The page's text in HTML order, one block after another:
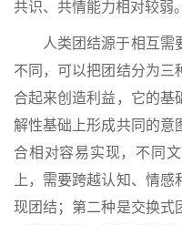
共识、共情能力相对较弱。
人类团结源于相互需
不同，可以把团结分为三
合起来创造利益，它的基
解性基础上形成共同的意
合相对容易实现，不同
上，需要跨越认知、情
现团结；第二种是交换式